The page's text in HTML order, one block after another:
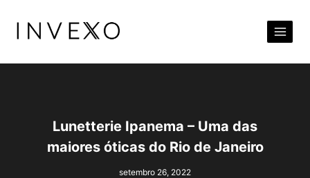
para
Conteúdo
Lunetterie Ipanema – Uma das
maiores óticas do Rio de Janeiro
setembro 26, 2022